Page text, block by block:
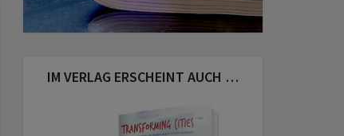
IM VERLAG ERSCHEINT AUCH …